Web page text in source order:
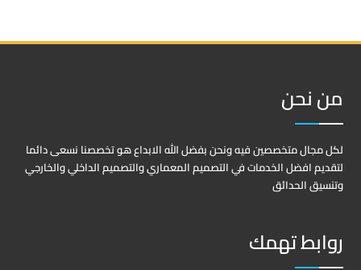
من نحن
لكل مجال متخصصين فيه ونحن بفضل الله الابداع هو تخصصنا نسعى دائما
لتقديم افضل الخدمات في التصميم المعماري والتصميم الداخلي والخارجي
وتنسيق الحدائق
روابط تهمك